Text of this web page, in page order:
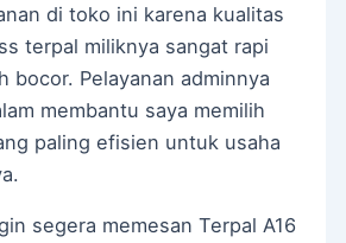
di toko ini karena kualitas
terpal miliknya sangat rapi
bocor. Pelayanan adminnya
membantu saya memilih
paling efisien untuk usaha
segera memesan Terpal A16